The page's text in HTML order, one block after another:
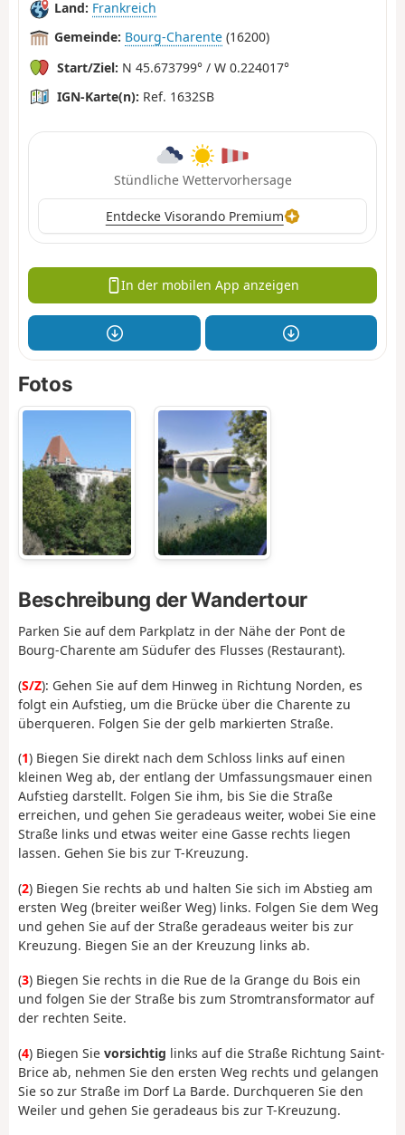
Land: Frankreich
Gemeinde: Bourg-Charente (16200)
Start/Ziel: N 45.673799° / W 0.224017°
IGN-Karte(n): Ref. 1632SB
Stündliche Wettervorhersage
Entdecke Visorando Premium
In der mobilen App anzeigen
Fotos
Beschreibung der Wandertour
Parken Sie auf dem Parkplatz in der Nähe der Pont de
Bourg-Charente am Südufer des Flusses (Restaurant).
(S/Z): Gehen Sie auf dem Hinweg in Richtung Norden, es
folgt ein Aufstieg, um die Brücke über die Charente zu
überqueren. Folgen Sie der gelb markierten Straße.
(1) Biegen Sie direkt nach dem Schloss links auf einen
kleinen Weg ab, der entlang der Umfassungsmauer einen
Aufstieg darstellt. Folgen Sie ihm, bis Sie die Straße
erreichen, und gehen Sie geradeaus weiter, wobei Sie eine
Straße links und etwas weiter eine Gasse rechts liegen
lassen. Gehen Sie bis zur T-Kreuzung.
(2) Biegen Sie rechts ab und halten Sie sich im Abstieg am
ersten Weg (breiter weißer Weg) links. Folgen Sie dem Weg
und gehen Sie auf der Straße geradeaus weiter bis zur
Kreuzung. Biegen Sie an der Kreuzung links ab.
(3) Biegen Sie rechts in die Rue de la Grange du Bois ein
und folgen Sie der Straße bis zum Stromtransformator auf
der rechten Seite.
(4) Biegen Sie vorsichtig links auf die Straße Richtung Saint-
Brice ab, nehmen Sie den ersten Weg rechts und gelangen
Sie so zur Straße im Dorf La Barde. Durchqueren Sie den
Weiler und gehen Sie geradeaus bis zur T-Kreuzung.